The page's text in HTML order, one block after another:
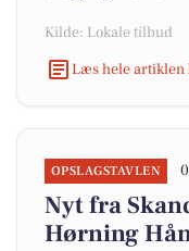
Kilde: Lokale tilbud
Læs hele artiklen
OPSLAGSTAVLEN
Nyt fra
Hørning